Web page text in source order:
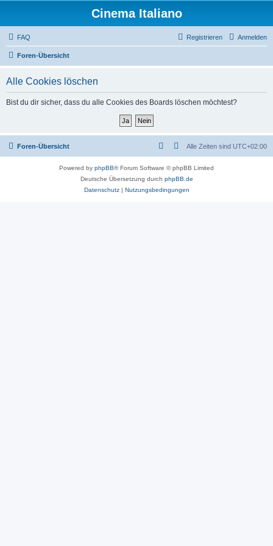
Cinema Italiano
FAQ Anmelden
Registrieren
Foren-Übersicht
Alle Cookies löschen
Bist du dir sicher, dass du alle Cookies des Boards löschen möchtest?
Foren-Übersicht Alle Zeiten sind UTC+02:00
Powered by phpBB® Forum Software © phpBB Limited
Deutsche Übersetzung durch phpBB.de
Datenschutz| Nutzungsbedingungen